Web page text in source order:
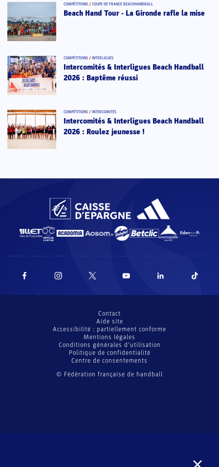
COMPÉTITIONS / COUPE DE FRANCE BEACHHANDBALL
Beach Hand Tour - La Gironde rafle la mise
COMPÉTITIONS / INTERLIGUES
Intercomités & Interligues Beach Handball
2026 : Baptême réussi
COMPÉTITIONS / INTERCOMITÉS
Intercomités & Interligues Beach Handball
2026 : Roulez jeunesse !
© Fédération française de handball
Contact
Aide site
Accessibilité : partiellement conforme
Mentions légales
Conditions générales d’utilisation
Politique de confidentialité
Centre de consentements